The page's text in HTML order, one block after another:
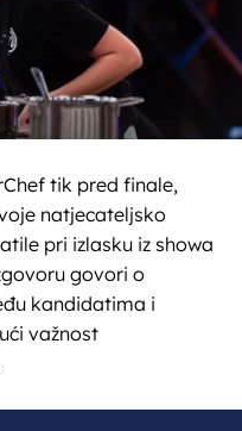
tik pred finale,
natjecateljsko
pri izlasku iz showa
govori o
kandidatima i
važnost